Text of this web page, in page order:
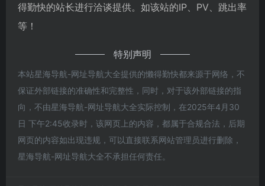
得勤快的站长进行洽谈提供。如该站的IP、PV、跳出率
等！
特别声明
本站星海导航-网址导航大全提供的懒得勤快都来源于网络，不
保证外部链接的准确性和完整性，同时，对于该外部链接的指
向，不由星海导航-网址导航大全实际控制，在2025年4月30
日 下午2:45收录时，该网页上的内容，都属于合规合法，后期
网页的内容如出现违规，可以直接联系网站管理员进行删除，
星海导航-网址导航大全不承担任何责任。